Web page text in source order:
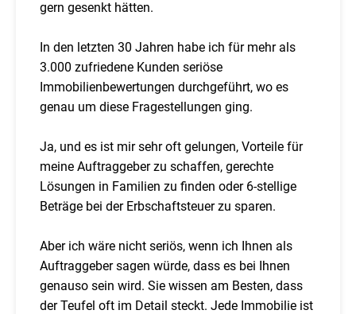
gern gesenkt hätten.
In den letzten 30 Jahren habe ich für mehr als
3.000 zufriedene Kunden seriöse
Immobilienbewertungen durchgeführt, wo es
genau um diese Fragestellungen ging.
Ja, und es ist mir sehr oft gelungen, Vorteile für
meine Auftraggeber zu schaffen, gerechte
Lösungen in Familien zu finden oder 6-stellige
Beträge bei der Erbschaftsteuer zu sparen.
Aber ich wäre nicht seriös, wenn ich Ihnen als
Auftraggeber sagen würde, dass es bei Ihnen
genauso sein wird. Sie wissen am Besten, dass
der Teufel oft im Detail steckt. Jede Immobilie ist